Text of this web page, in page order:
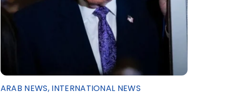
ARAB NEWS, INTERNATIONAL NEWS